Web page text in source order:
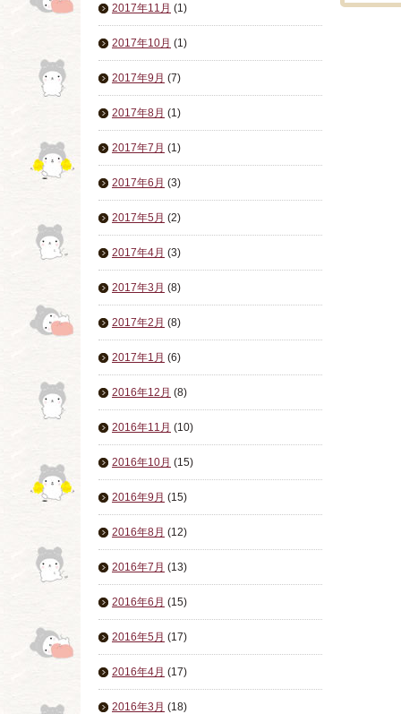
2017年11月 (1)
2017年10月 (1)
2017年9月 (7)
2017年8月 (1)
2017年7月 (1)
2017年6月 (3)
2017年5月 (2)
2017年4月 (3)
2017年3月 (8)
2017年2月 (8)
2017年1月 (6)
2016年12月 (8)
2016年11月 (10)
2016年10月 (15)
2016年9月 (15)
2016年8月 (12)
2016年7月 (13)
2016年6月 (15)
2016年5月 (17)
2016年4月 (17)
2016年3月 (18)